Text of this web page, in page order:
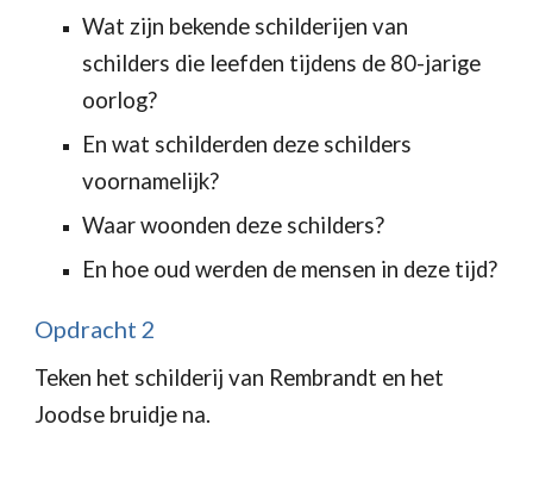
Wat zijn bekende schilderijen van
schilders die leefden tijdens de 80-jarige
oorlog?
En wat schilderden deze schilders
voornamelijk?
Waar woonden deze schilders?
En hoe oud werden de mensen in deze tijd?
Opdracht 2
Teken het schilderij van Rembrandt en het
Joodse bruidje na.